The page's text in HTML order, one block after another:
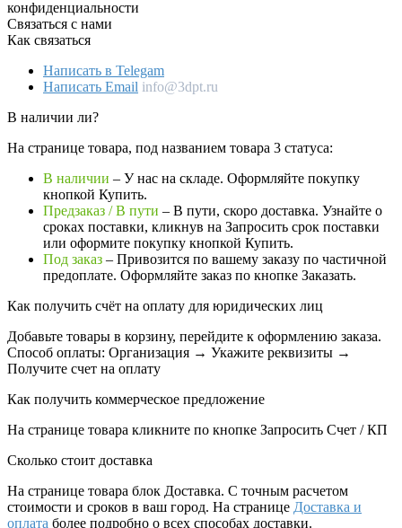
конфиденциальности
Связаться с нами
Как связаться
Написать в Telegam
Написать Email info@3dpt.ru
В наличии ли?
На странице товара, под названием товара 3 статуса:
В наличии – У нас на складе. Оформляйте покупку
кнопкой Купить.
Предзаказ / В пути – В пути, скоро доставка. Узнайте о
сроках поставки, кликнув на Запросить cрок поставки
или оформите покупку кнопкой Купить.
Под заказ – Привозится по вашему заказу по частичной
предоплате. Оформляйте заказ по кнопке Заказать.
Как получить счёт на оплату для юридических лиц
Добавьте товары в корзину, перейдите к оформлению заказа.
Способ оплаты: Организация → Укажите реквизиты →
Получите счет на оплату
Как получить коммерческое предложение
На странице товара кликните по кнопке Запросить Счет / КП
Сколько стоит доставка
На странице товара блок Доставка. С точным расчетом
стоимости и сроков в ваш город. На странице Доставка и
оплата более подробно о всех способах доставки.